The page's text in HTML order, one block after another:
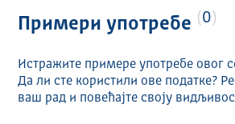
Примери употребе 0
Истражите примере употребе овог
Да ли сте користили ове податке?
ваш рад и повећајте своју